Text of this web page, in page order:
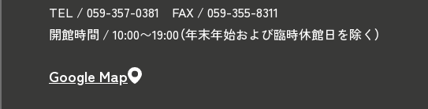
TEL / 059-357-0381 FAX / 059-355-8311
開館時間 / 10:00〜19:00（年末年始および臨時休館日を除く）
Google Map